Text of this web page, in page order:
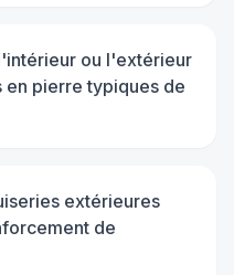
ou l'extérieur
en pierre typiques de
extérieures
de